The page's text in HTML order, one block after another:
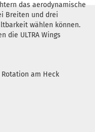
das aerodynamische
Breiten und drei
wählen können.
die ULTRA Wings
am Heck